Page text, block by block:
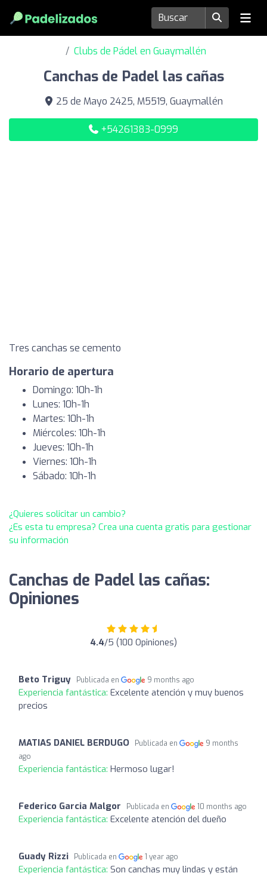
Clubs de Pádel en Guaymallén
Canchas de Padel las cañas
25 de Mayo 2425, M5519, Guaymallén
+54261383-0999
Tres canchas se cemento
Horario de apertura
Domingo: 10h-1h
Lunes: 10h-1h
Martes: 10h-1h
Miércoles: 10h-1h
Jueves: 10h-1h
Viernes: 10h-1h
Sábado: 10h-1h
¿Quieres solicitar un cambio?
¿Es esta tu empresa? Crea una cuenta gratis para gestionar
su información
Canchas de Padel las cañas:
Opiniones
4.4/5 (100 Opiniones)
Beto Triguy Publicada en 9 months ago
Experiencia fantástica: Excelente atención y muy buenos
precios
MATIAS DANIEL BERDUGO Publicada en
9 months
ago
Experiencia fantástica: Hermoso lugar!
Federico Garcia Malgor Publicada en 10 months ago
Experiencia fantástica: Excelente atención del dueño
Guady Rizzi Publicada en 1 year ago
Experiencia fantástica: Son canchas muy lindas y están